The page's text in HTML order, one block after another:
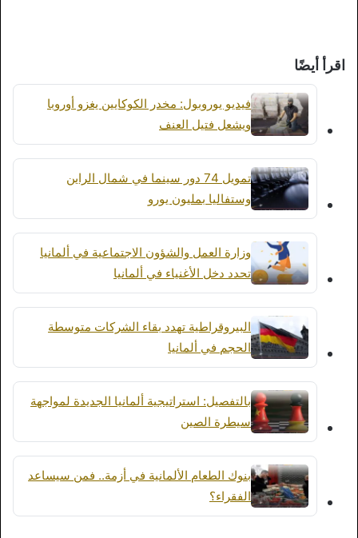
اقرأ أيضًا
فيديو يوروبول: مخدر الكوكايين يغزو أوروبا
ويشعل فتيل العنف
تمويل 74 دور سينما في شمال الراين
وستفاليا بمليون يورو
وزارة العمل والشؤون الاجتماعية في ألمانيا
تحدد دخل الأغنياء في ألمانيا
البيروقراطية تهدد بقاء الشركات متوسطة
الحجم في ألمانيا
بالتفصيل: استراتيجية ألمانيا الجديدة لمواجهة
سيطرة الصين
بنوك الطعام الألمانية في أزمة.. فمن سيساعد
الفقراء؟